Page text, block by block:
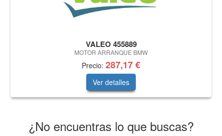
VALEO 455889
MOTOR ARRANQUE BMW
Precio: 287,17 €
Ver detalles
¿No encuentras lo que buscas?